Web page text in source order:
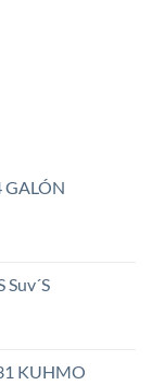
GALÓN
KUHMO